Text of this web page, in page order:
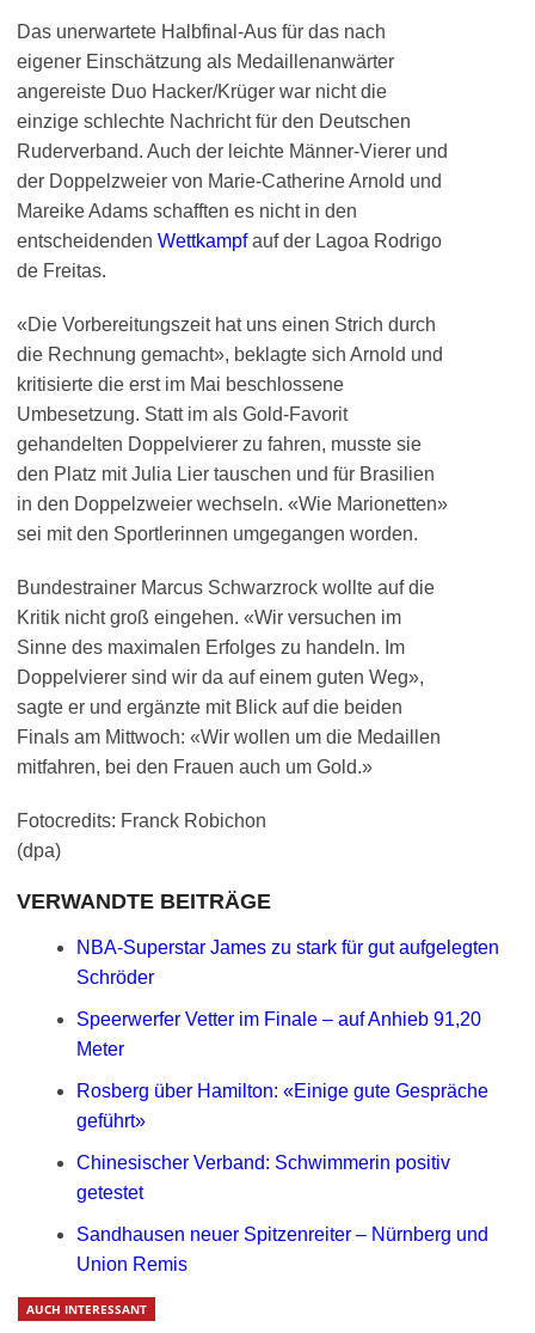
Das unerwartete Halbfinal-Aus für das nach
eigener Einschätzung als Medaillenanwärter
angereiste Duo Hacker/Krüger war nicht die
einzige schlechte Nachricht für den Deutschen
Ruderverband. Auch der leichte Männer-Vierer und
der Doppelzweier von Marie-Catherine Arnold und
Mareike Adams schafften es nicht in den
entscheidenden Wettkampfauf der Lagoa Rodrigo
de Freitas.
«Die Vorbereitungszeit hat uns einen Strich durch
die Rechnung gemacht», beklagte sich Arnold und
kritisierte die erst im Mai beschlossene
Umbesetzung. Statt im als Gold-Favorit
gehandelten Doppelvierer zu fahren, musste sie
den Platz mit Julia Lier tauschen und für Brasilien
in den Doppelzweier wechseln. «Wie Marionetten»
sei mit den Sportlerinnen umgegangen worden.
Bundestrainer Marcus Schwarzrock wollte auf die
Kritik nicht groß eingehen. «Wir versuchen im
Sinne des maximalen Erfolges zu handeln. Im
Doppelvierer sind wir da auf einem guten Weg»,
sagte er und ergänzte mit Blick auf die beiden
Finals am Mittwoch: «Wir wollen um die Medaillen
mitfahren, bei den Frauen auch um Gold.»
Fotocredits: Franck Robichon
(dpa)
VERWANDTE BEITRÄGE
NBA-Superstar James zu stark für gut aufgelegten
Schröder
Speerwerfer Vetter im Finale – auf Anhieb 91,20
Meter
Rosberg über Hamilton: «Einige gute Gespräche
geführt»
Chinesischer Verband: Schwimmerin positiv
getestet
Sandhausen neuer Spitzenreiter – Nürnberg und
Union Remis
AUCH INTERESSANT